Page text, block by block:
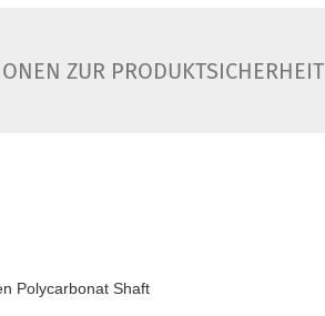
ZUR PRODUKTSICHERHEIT
Polycarbonat Shaft